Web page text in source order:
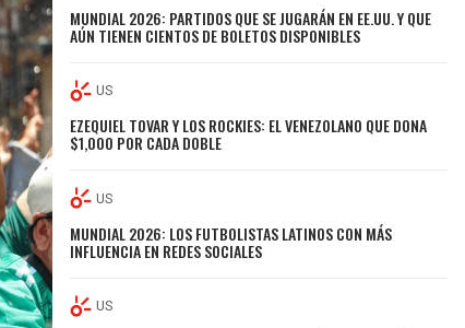
MUNDIAL 2026: PARTIDOS QUE SE JUGARÁN EN EE.UU. Y QUE
AÚN TIENEN CIENTOS DE BOLETOS DISPONIBLES
US
EZEQUIEL TOVAR Y LOS ROCKIES: EL VENEZOLANO QUE DONA
$1,000 POR CADA DOBLE
US
MUNDIAL 2026: LOS FUTBOLISTAS LATINOS CON MÁS
INFLUENCIA EN REDES SOCIALES
US